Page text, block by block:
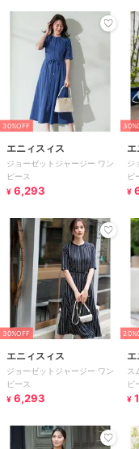
30%OFF
エニィスィス
ジョーゼットジャージー ワン
ピース
¥ 6,293
エ
ジ
ピ
¥
30%OFF
エニィスィス
ジョーゼットジャージー ワン
ピース
¥ 6,293
エ
ス
ピ
¥